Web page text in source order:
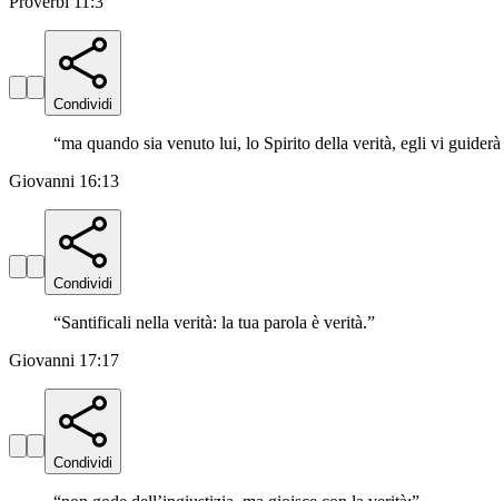
Condividi
“ma quando sia venuto lui, lo Spirito della verità, egli vi
Giovanni 16:13
Condividi
“Santificali nella verità: la tua parola è verità.”
Giovanni 17:17
Condividi